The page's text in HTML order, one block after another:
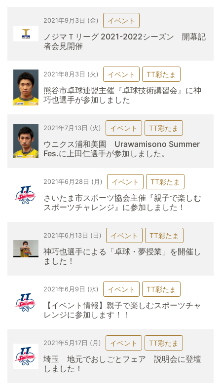
2021年9月3日 (金) イベント
ノジマＴリーグ 2021-2022シーズン 開幕記
者会見開催
2021年8月3日 (火) イベント TT彩たま
熊谷市卓球連盟主催『卓球技術講習会』に神
巧也選手が参加しました
2021年7月13日 (火) イベント TT彩たま
ウニクス浦和美園 Urawamisono Summer
Fes.に上田仁選手が参加しました。
2021年6月28日 (月) イベント TT彩たま
さいたま市スポーツ協会主催『親子で楽しむ
スポーツチャレンジ』に参加しました！
2021年6月13日 (日) イベント TT彩たま
神巧也選手による「卓球・夢授業」を開催し
ました！
2021年6月9日 (水) イベント TT彩たま
【イベント情報】親子で楽しむスポーツチャ
レンジに参加します！！
2021年5月17日 (月) イベント TT彩たま
埼玉 地元でおしごとフェア 説明会に登壇
しました！